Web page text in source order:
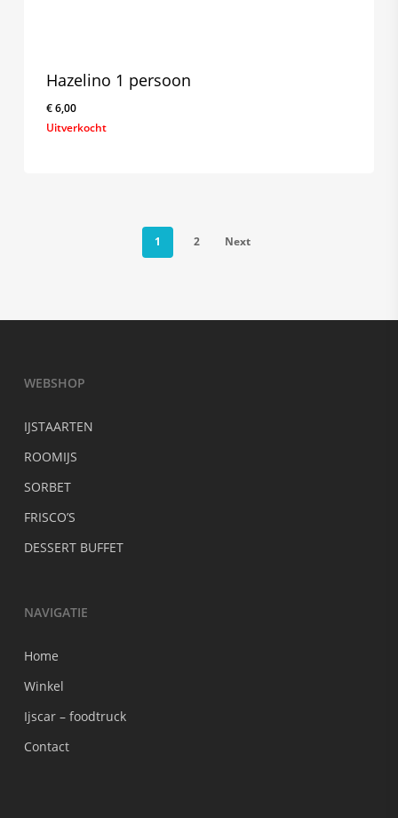
Hazelino 1 persoon
€6,00
Uitverkocht
1 2 Next
WEBSHOP
IJSTAARTEN
ROOMIJS
SORBET
FRISCO’S
DESSERT BUFFET
NAVIGATIE
Home
Winkel
Ijscar – foodtruck
Contact